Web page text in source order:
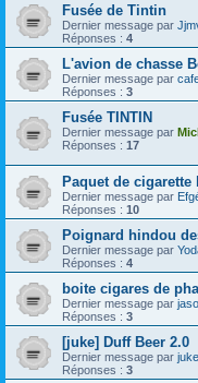
Fusée de Tintin
Dernier message par
Réponses : 4
L'avion de chasse
Dernier message par
Réponses : 3
Fusée TINTIN
Dernier message par
Réponses : 17
Paquet de
Dernier message par
Réponses : 10
Poignard hindou
Dernier message par
Réponses : 4
boite cigares de
Dernier message par
Réponses : 3
[juke] Duff Beer 2.0
Dernier message par juke
Réponses : 3